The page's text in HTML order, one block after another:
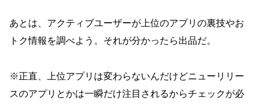
あとは、アクティブユーザーが上位のアプリの裏技やお
トク情報を調べよう。それが分かったら出品だ。
※正直、上位アプリは変わらないんだけどニューリリー
スのアプリとかは一瞬だけ注目されるからチェックが必